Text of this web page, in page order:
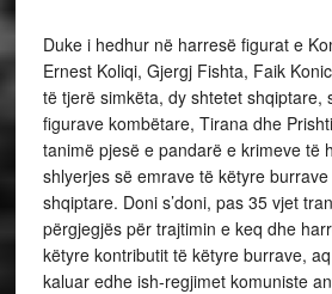
Duke i hedhur në harresë figurat e
Ernest Koliqi, Gjergj Fishta, Faik
të tjerë simkëta, dy shtetet shqiptare,
figurave kombëtare, Tirana dhe
tanimë pjesë e pandarë e krimeve të
shlyerjes së emrave të këtyre
shqiptare. Doni s’doni, pas 35 vjet
përgjegjës për trajtimin e keq dhe
këtyre kontributit të këtyre burrave,
kaluar edhe ish-regjimet komuniste